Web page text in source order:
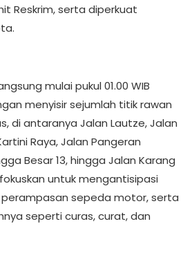
Reskrim, serta diperkuat
mulai pukul 01.00 WIB
menyisir sejumlah titik rawan
di antaranya Jalan Lautze, Jalan
Raya, Jalan Pangeran
Besar 13, hingga Jalan Karang
untuk mengantisipasi
sepeda motor, serta
seperti curas, curat, dan